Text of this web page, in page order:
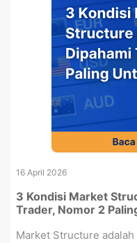
16 April 2026
3 Kondisi Market
Trader, Nomor 2
Market Structure